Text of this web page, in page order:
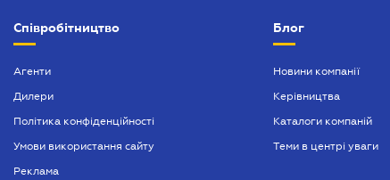
БІЗНЕС
БУХГАЛТЕР ПРОФ
Співробітництво
Агенти
Дилери
Політика конфіденційності
Умови використання сайту
Реклама
Блог
Новини компанії
Керівництва
Каталоги компаній
Теми в центрі уваги